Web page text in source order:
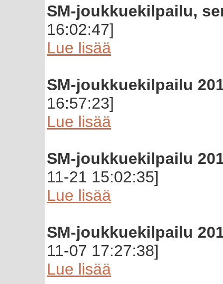
SM-joukkuekilpailu,
16:02:47]
Lue lisää
SM-joukkuekilpailu
16:57:23]
Lue lisää
SM-joukkuekilpailu
11-21 15:02:35]
Lue lisää
SM-joukkuekilpailu
11-07 17:27:38]
Lue lisää